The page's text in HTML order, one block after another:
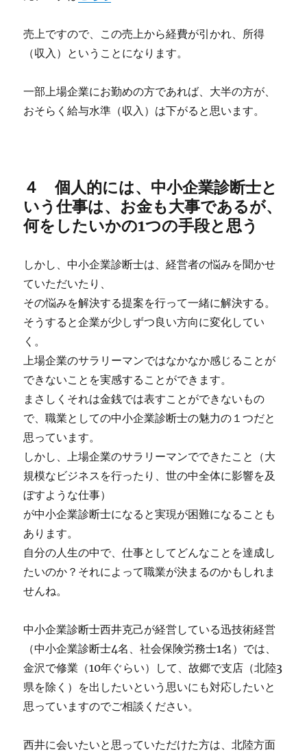
売上ですので、この売上から経費が引かれ、所得
（収入）ということになります。
一部上場企業にお勤めの方であれば、大半の方が、
おそらく給与水準（収入）は下がると思います。
４ 個人的には、中小企業診断士と
いう仕事は、お金も大事であるが、
何をしたいかの1つの手段と思う
しかし、中小企業診断士は、経営者の悩みを聞かせ
ていただいたり、
その悩みを解決する提案を行って一緒に解決する。
そうすると企業が少しずつ良い方向に変化してい
く。
上場企業のサラリーマンではなかなか感じることが
できないことを実感することができます。
まさしくそれは金銭では表すことができないもの
で、職業としての中小企業診断士の魅力の１つだと
思っています。
しかし、上場企業のサラリーマンでできたこと（大
規模なビジネスを行ったり、世の中全体に影響を及
ぼすような仕事）
が中小企業診断士になると実現が困難になることも
あります。
自分の人生の中で、仕事としてどんなことを達成し
たいのか？それによって職業が決まるのかもしれま
せんね。
中小企業診断士西井克己が経営している迅技術経営
（中小企業診断士4名、社会保険労務士1名）では、
金沢で修業（10年ぐらい）して、故郷で支店（北陸3
県を除く）を出したいという思いにも対応したいと
思っていますのでご相談ください。
西井に会いたいと思っていただけた方は、北陸方面